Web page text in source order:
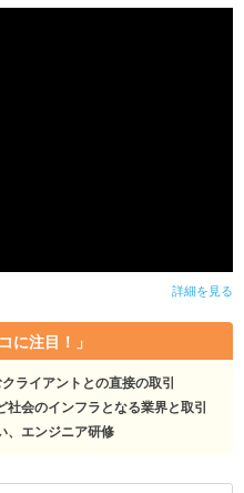
詳細を見る
に注目！」
ライアントとの直接の取引
会のインフラとなる業界と取引
、エンジニア研修